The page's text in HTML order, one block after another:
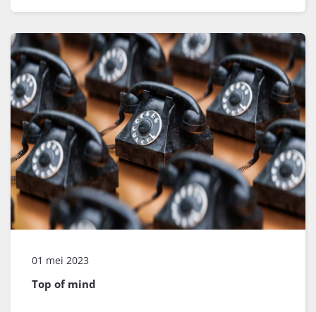
Top of mind
01 mei 2023